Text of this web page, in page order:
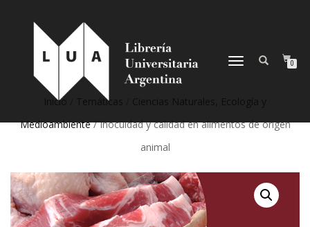
NAVEGACIÓN
0
Inicio Temáticas
Medioambiente/ Inocuidad y calidad en alimentos de origen
animal